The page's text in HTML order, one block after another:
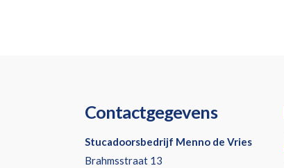
Contactgegevens
Stucadoorsbedrijf Menno de Vries
Brahmsstraat 13